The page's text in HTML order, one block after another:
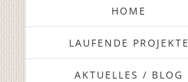
HOME
LAUFENDE PROJEKTE
AKTUELLES / BLOG